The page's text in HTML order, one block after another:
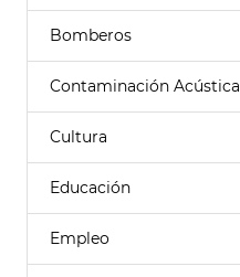
Bomberos
Contaminación Acústica
Cultura
Educación
Empleo